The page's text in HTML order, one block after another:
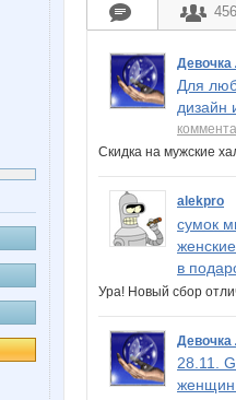
Девочка
Для
дизайн
Скидка на мужские
alekpro
сумок
в
Ура! Новый сбор
Девочка
28.11.